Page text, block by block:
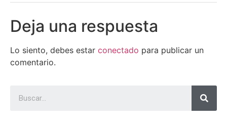
Deja una respuesta
Lo siento, debes estar conectado para publicar un
comentario.